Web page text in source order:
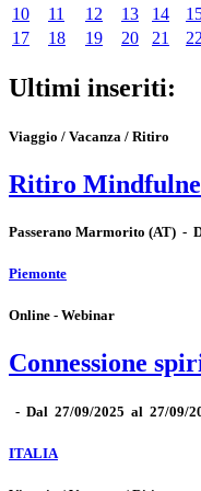
10 11 12 13 14
17
18 19 20 21
Ultimi inseriti:
Viaggio / Vacanza / Ritiro
Ritiro
Passerano Marmorito (AT) -
Piemonte
Online - Webinar
Connessione
- Dal 27/09/2025 al 27/09/
ITALIA